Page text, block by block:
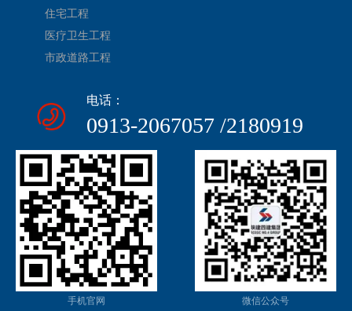
住宅工程
医疗卫生工程
市政道路工程
电话：
0913-2067057 /2180919
手机官网 微信公众号